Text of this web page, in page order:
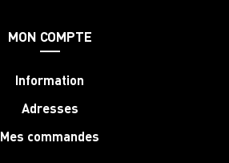
MON COMPTE
Information
Adresses
Mes commandes